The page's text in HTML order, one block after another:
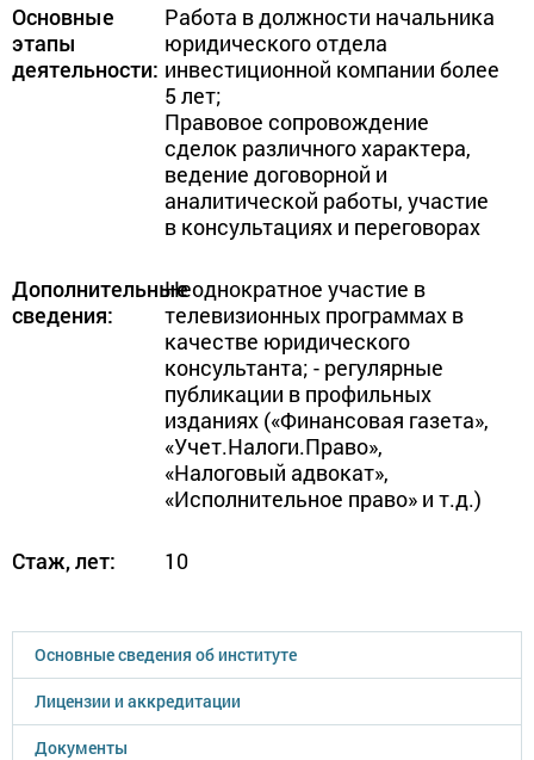
Основные
этапы
деятельности:
Работа в должности начальника
юридического отдела
инвестиционной компании более
5 лет;
Правовое сопровождение
сделок различного характера,
ведение договорной и
аналитической работы, участие
в консультациях и переговорах
Дополнительные
сведения:
Неоднократное участие в
телевизионных программах в
качестве юридического
консультанта; - регулярные
публикации в профильных
изданиях («Финансовая газета»,
«Учет.Налоги.Право»,
«Налоговый адвокат»,
«Исполнительное право» и т.д.)
Стаж, лет: 10
Основные сведения об институте
Лицензии и аккредитации
Документы